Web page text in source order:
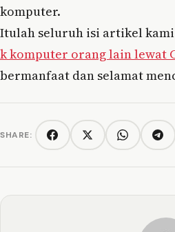
komputer.
Itulah seluruh isi artikel
k komputer orang lain lewat
bermanfaat dan selamat
SHARE: FacebookTwitter/XWhatsApp